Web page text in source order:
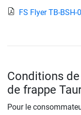
FS Flyer TB-BSH-
Conditions
de frappe
Pour le